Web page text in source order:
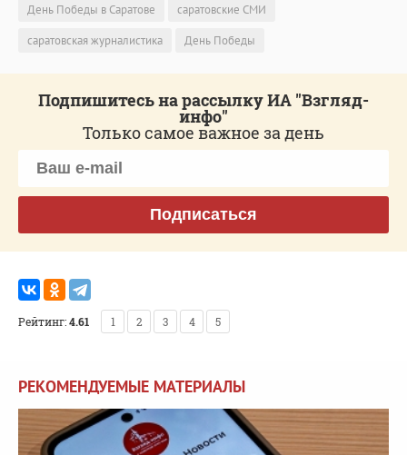
День Победы в Саратове
саратовские СМИ
саратовская журналистика
День Победы
Подпишитесь на рассылку ИА "Взгляд-
инфо"
Только самое важное за день
Подписаться
Рейтинг:4.61 1 2 3 4 5
РЕКОМЕНДУЕМЫЕ МАТЕРИАЛЫ